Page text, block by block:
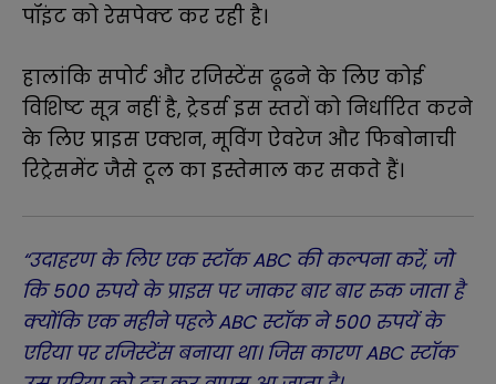
पॉइंट को रेसपेक्ट कर रही है।
हालांकि सपोर्ट और रजिस्टेंस ढूढने के लिए कोई
विशिष्ट सूत्र नहीं है, ट्रेडर्स इस स्तरों को निर्धारित करने
के लिए प्राइस एक्शन, मूविंग ऐवरेज और फिबोनाची
रिट्रेसमेंट जैसे टूल का इस्तेमाल कर सकते हैं।
“उदाहरण के लिए एक स्टॉक ABC की कल्पना करें, जो
कि 500 रुपये के प्राइस पर जाकर बार बार रुक जाता है
क्योंकि एक महीने पहले ABC स्टॉक ने 500 रुपयें के
एरिया पर रजिस्टेंस बनाया था। जिस कारण ABC स्टॉक